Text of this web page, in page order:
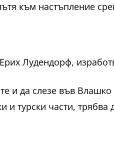
към настъпление
Лудендорф,
и да слезе във Влашко
и турски части,